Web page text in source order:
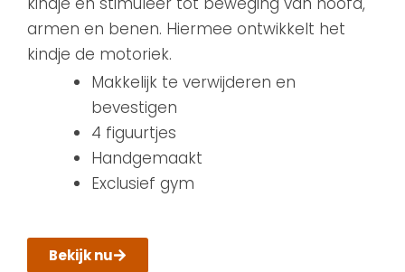
armen en benen. Hiermee ontwikkelt het
kindje de motoriek.
Makkelijk te verwijderen en
bevestigen
4 figuurtjes
Handgemaakt
Exclusief gym
Bekijk nu